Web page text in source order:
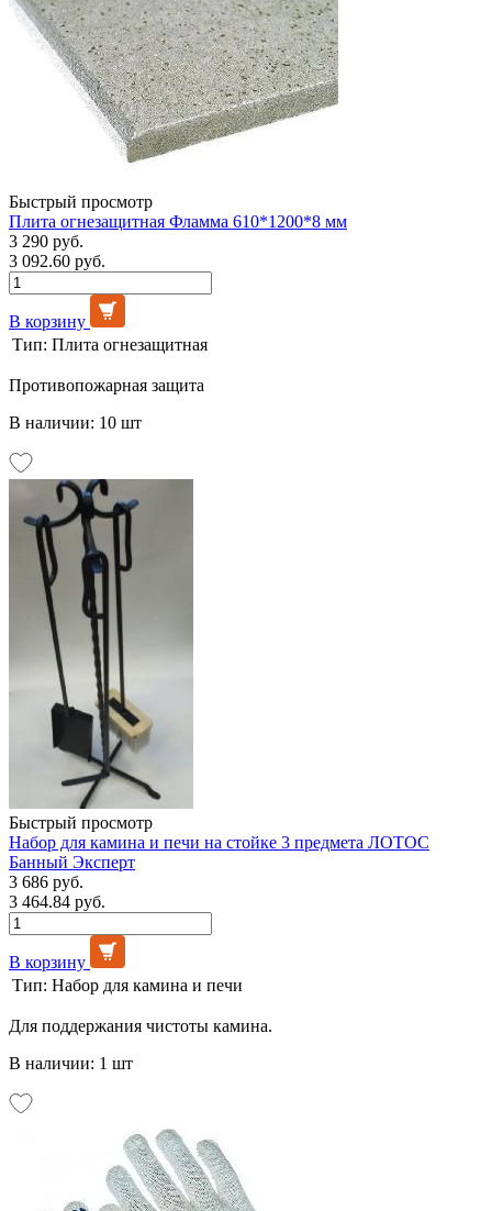
Быстрый просмотр
Плита огнезащитная Фламма 610*1200*8 мм
3 290 руб.
3 092.60 руб.
В корзину
Тип: Плита огнезащитная
Противопожарная защита
В наличии: 10 шт
Быстрый просмотр
Набор для камина и печи на стойке 3 предмета ЛОТОС
Банный Эксперт
3 686 руб.
3 464.84 руб.
В корзину
Тип: Набор для камина и печи
Для поддержания чистоты камина.
В наличии: 1 шт